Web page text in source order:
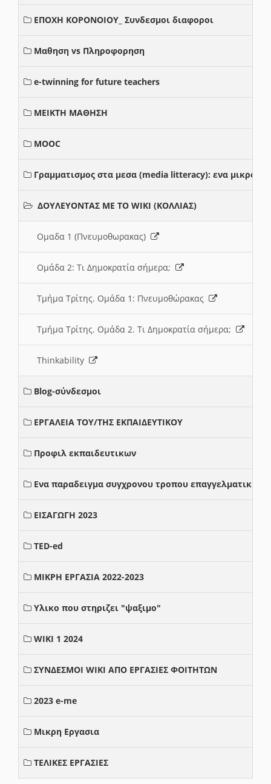
ΕΠΟΧΗ ΚΟΡΟΝΟΙΟΥ_ Συνδεσμοι διαφοροι
Μαθηση vs Πληροφορηση
e-twinning for future teachers
ΜΕΙΚΤΗ ΜΑΘΗΣΗ
MOOC
Γραμματισμος στα μεσα (media litteracy): ενα μικρο
ΔΟΥΛΕΥΟΝΤΑΣ ΜΕ ΤΟ WIKI (ΚΟΛΛΙΑΣ)
Ομαδα 1 (Πνευμοθωρακας)
Ομάδα 2: Τι Δημοκρατία σήμερα;
Τμήμα Τρίτης. Ομάδα 1: Πνευμοθώρακας
Τμήμα Τρίτης. Ομάδα 2. Τι Δημοκρατία σήμερα;
Thinkability
Blog-σύνδεσμοι
ΕΡΓΑΛΕΙΑ ΤΟΥ/ΤΗΣ ΕΚΠΑΙΔΕΥΤΙΚΟΥ
Προφιλ εκπαιδευτικων
Ενα παραδειγμα συγχρονου τροπου επαγγελματικης
ΕΙΣΑΓΩΓΗ 2023
TED-ed
ΜΙΚΡΗ ΕΡΓΑΣΙΑ 2022-2023
Υλικο που στηριζει "ψαξιμο"
WIKI 1 2024
ΣΥΝΔΕΣΜΟΙ WIKI ΑΠΟ ΕΡΓΑΣΙΕΣ ΦΟΙΤΗΤΩΝ
2023 e-me
Μικρη Εργασια
ΤΕΛΙΚΕΣ ΕΡΓΑΣΙΕΣ